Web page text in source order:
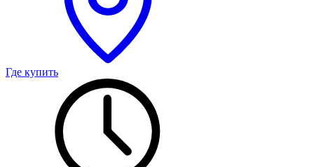
Где купить